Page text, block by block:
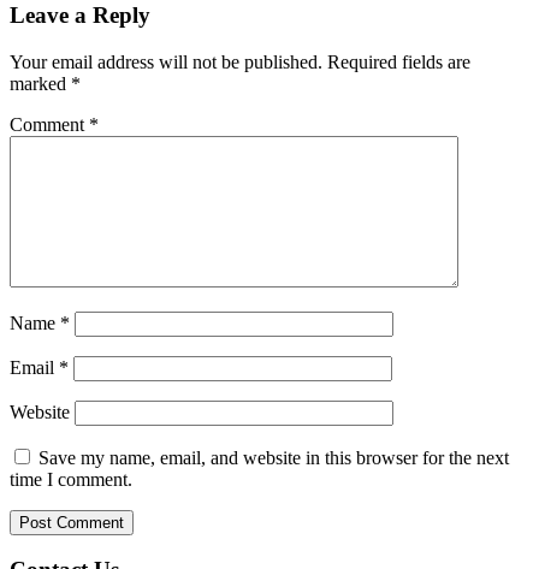
Leave a Reply
Your email address will not be published. Required fields are
marked *
Comment *
Name *
Email *
Website
Save my name, email, and website in this browser for the next
time I comment.